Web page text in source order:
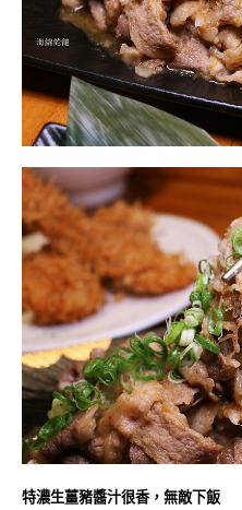
特濃生薑豬醬汁很香，無敵下飯